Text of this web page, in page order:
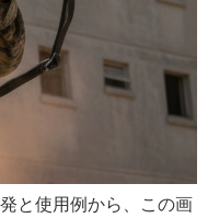
と使用例から、この画